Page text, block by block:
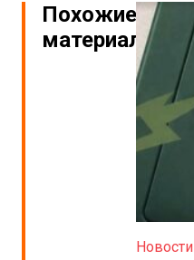
Похожие
материалы
Новости